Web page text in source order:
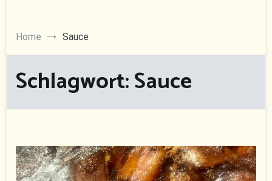
Home Sauce
Schlagwort:Sauce